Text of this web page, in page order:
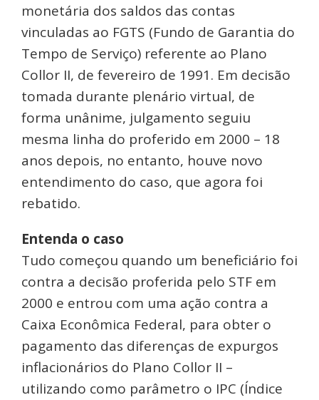
monetária dos saldos das contas
vinculadas ao FGTS (Fundo de Garantia do
Tempo de Serviço) referente ao Plano
Collor II, de fevereiro de 1991. Em decisão
tomada durante plenário virtual, de
forma unânime, julgamento seguiu
mesma linha do proferido em 2000 – 18
anos depois, no entanto, houve novo
entendimento do caso, que agora foi
rebatido.
Entenda o caso
Tudo começou quando um beneficiário foi
contra a decisão proferida pelo STF em
2000 e entrou com uma ação contra a
Caixa Econômica Federal, para obter o
pagamento das diferenças de expurgos
inflacionários do Plano Collor II –
utilizando como parâmetro o IPC (Índice